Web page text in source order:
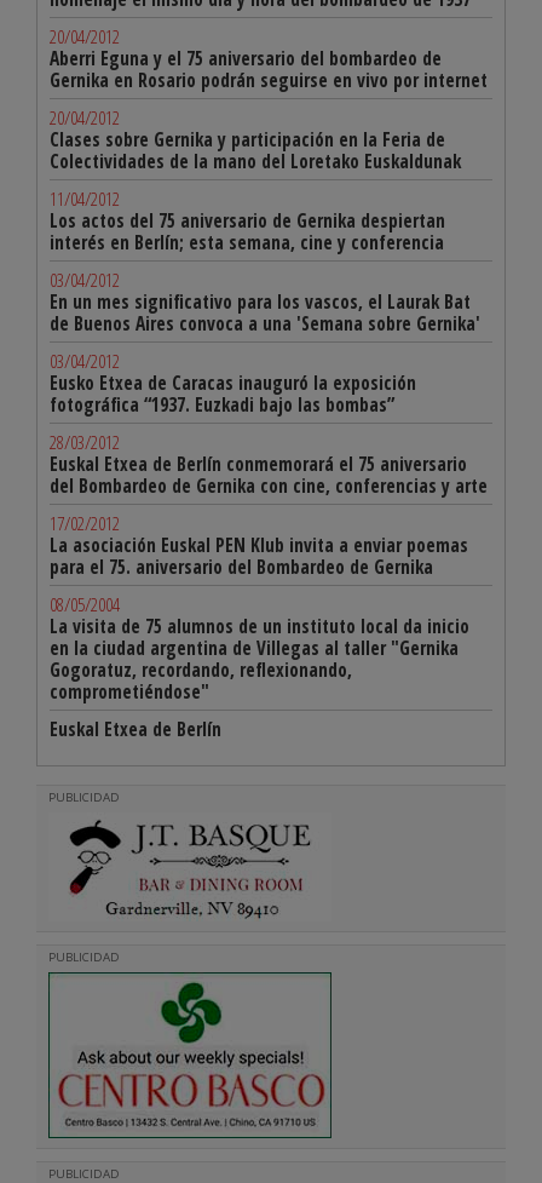
20/04/2012
Aberri Eguna y el 75 aniversario del bombardeo de
Gernika en Rosario podrán seguirse en vivo por internet
20/04/2012
Clases sobre Gernika y participación en la Feria de
Colectividades de la mano del Loretako Euskaldunak
11/04/2012
Los actos del 75 aniversario de Gernika despiertan
interés en Berlín; esta semana, cine y conferencia
03/04/2012
En un mes significativo para los vascos, el Laurak Bat
de Buenos Aires convoca a una 'Semana sobre Gernika'
03/04/2012
Eusko Etxea de Caracas inauguró la exposición
fotográfica “1937. Euzkadi bajo las bombas”
28/03/2012
Euskal Etxea de Berlín conmemorará el 75 aniversario
del Bombardeo de Gernika con cine, conferencias y arte
17/02/2012
La asociación Euskal PEN Klub invita a enviar poemas
para el 75. aniversario del Bombardeo de Gernika
08/05/2004
La visita de 75 alumnos de un instituto local da inicio
en la ciudad argentina de Villegas al taller "Gernika
Gogoratuz, recordando, reflexionando,
comprometiéndose"
Euskal Etxea de Berlín
PUBLICIDAD
PUBLICIDAD
PUBLICIDAD